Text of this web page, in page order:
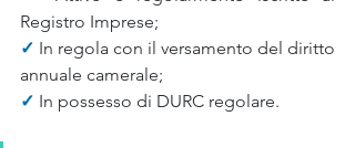
Registro Imprese;
✓ In regola con il versamento del diritto
annuale camerale;
✓ In possesso di DURC regolare.